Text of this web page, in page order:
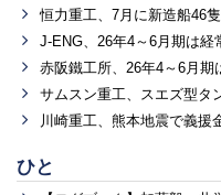
恒力重工、7月に新造船46
J-ENG、26年4～6月期は経
赤阪鐵工所、26年4～6月期
サムスン重工、スエズ型タ
川崎重工、熊本地震で義援
ひと